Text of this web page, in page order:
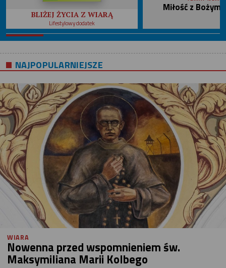
BLIŻEJ ŻYCIA Z WIARĄ
Lifestylowy dodatek
Miłość z
NAJPOPULARNIEJSZE
WIARA
Nowenna przed wspomnieniem św.
Maksymiliana Marii Kolbego